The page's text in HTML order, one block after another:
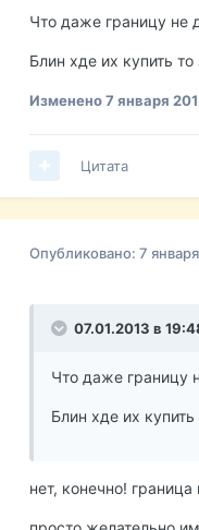
Что даже границу не
Блин хде их купить
Изменено7 января
Цитата
Опубликовано: 7
07.01.2013 в
Что даже границу
Блин хде их
нет, конечно! граница